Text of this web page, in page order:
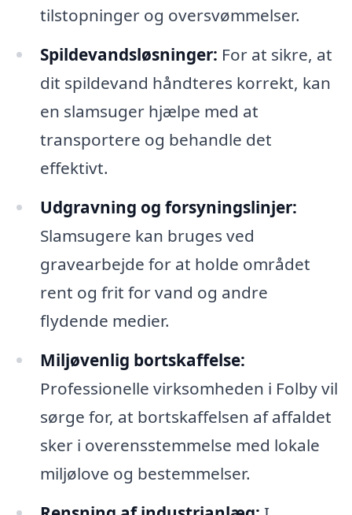
tilstopninger og oversvømmelser.
Spildevandsløsninger: For at sikre, at
dit spildevand håndteres korrekt, kan
en slamsuger hjælpe med at
transportere og behandle det
effektivt.
Udgravning og forsyningslinjer:
Slamsugere kan bruges ved
gravearbejde for at holde området
rent og frit for vand og andre
flydende medier.
Miljøvenlig bortskaffelse:
Professionelle virksomheden i Folby vil
sørge for, at bortskaffelsen af affaldet
sker i overensstemmelse med lokale
miljølove og bestemmelser.